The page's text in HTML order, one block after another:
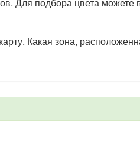
Какая зона,